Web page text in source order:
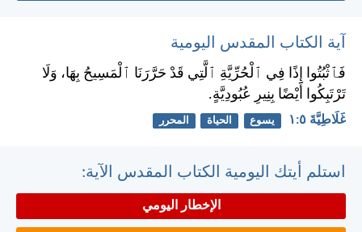
آية الكتاب المقدس اليومية
فَٱثْبُتُوا إِذًا فِي ٱلْحُرِّيَّةِ ٱلَّتِي قَدْ حَرَّرَنَا ٱلْمَسِيحُ بِهَا، وَلَا
تَرْتَبِكُوا أَيْضًا بِنِيرِ عُبُودِيَّةٍ.
غَلَاطِيَّةَ ٥:‏١ يسوع الحياة المحرر
استلم أيتك اليومية الكتاب المقدس الآية:
الإخطار اليومي